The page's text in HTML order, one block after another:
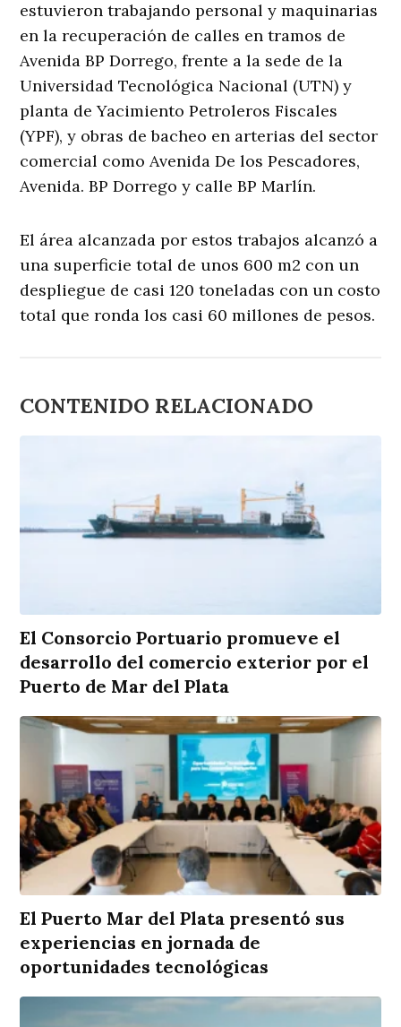
estuvieron trabajando personal y maquinarias
en la recuperación de calles en tramos de
Avenida BP Dorrego, frente a la sede de la
Universidad Tecnológica Nacional (UTN) y
planta de Yacimiento Petroleros Fiscales
(YPF), y obras de bacheo en arterias del sector
comercial como Avenida De los Pescadores,
Avenida. BP Dorrego y calle BP Marlín.
El área alcanzada por estos trabajos alcanzó a
una superficie total de unos 600 m2 con un
despliegue de casi 120 toneladas con un costo
total que ronda los casi 60 millones de pesos.
CONTENIDO RELACIONADO
El Consorcio Portuario promueve el
desarrollo del comercio exterior por el
Puerto de Mar del Plata
El Puerto Mar del Plata presentó sus
experiencias en jornada de
oportunidades tecnológicas